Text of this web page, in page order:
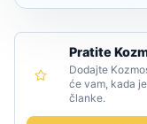
Pratite
Dodajte
će vam, kada
članke.